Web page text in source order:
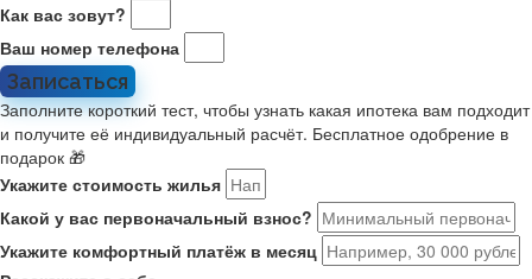
Как вас зовут?
Ваш номер телефона
Записаться
Заполните короткий тест, чтобы узнать какая ипотека вам подходит
и получите её индивидуальный расчёт. Бесплатное одобрение в
подарок 🎁
Укажите стоимость жилья
Какой у вас первоначальный взнос?
Укажите комфортный платёж в месяц